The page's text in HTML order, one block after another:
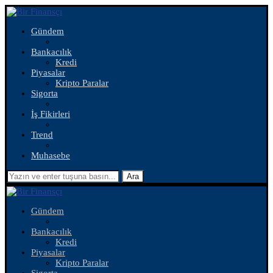
Gündem
Bankacılık
Kredi
Piyasalar
Kripto Paralar
Sigorta
İş Fikirleri
Trend
Muhasebe
Ara
Gündem
Bankacılık
Kredi
Piyasalar
Kripto Paralar